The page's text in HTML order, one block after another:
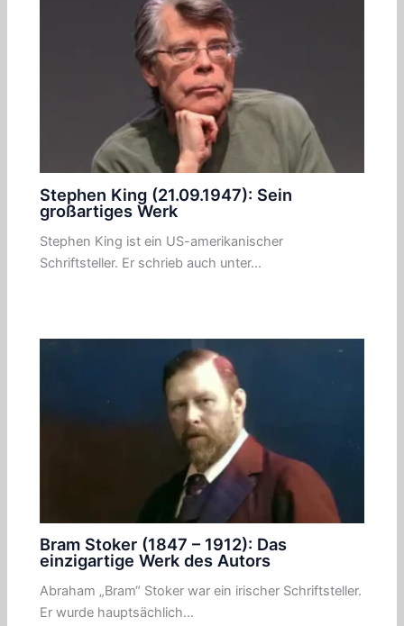
Stephen King (21.09.1947): Sein
großartiges Werk
Stephen King ist ein US-amerikanischer
Schriftsteller. Er schrieb auch unter…
Bram Stoker (1847 – 1912): Das
einzigartige Werk des Autors
Abraham „Bram“ Stoker war ein irischer Schriftsteller.
Er wurde hauptsächlich…